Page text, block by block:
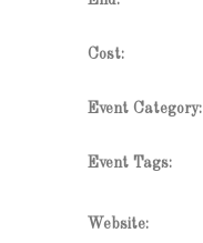
Cost:
Event Category:
Event Tags:
Website: